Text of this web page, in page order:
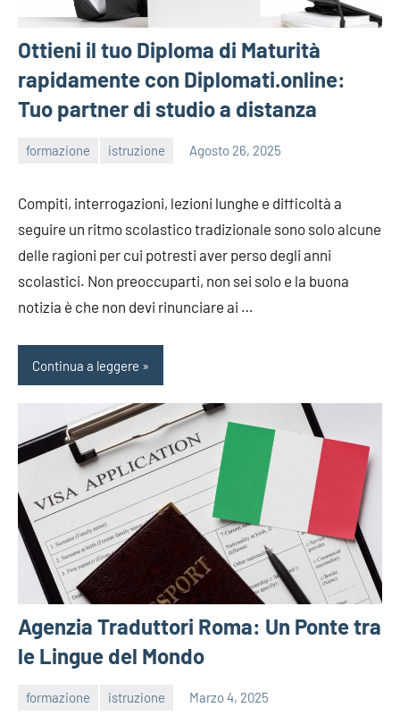
Ottieni il tuo Diploma di Maturità
rapidamente con Diplomati.online:
Tuo partner di studio a distanza
formazione istruzione Agosto 26, 2025
Compiti, interrogazioni, lezioni lunghe e difficoltà a
seguire un ritmo scolastico tradizionale sono solo alcune
delle ragioni per cui potresti aver perso degli anni
scolastici. Non preoccuparti, non sei solo e la buona
notizia è che non devi rinunciare ai …
Continua a leggere
Agenzia Traduttori Roma: Un Ponte tra
le Lingue del Mondo
formazione istruzione Marzo 4, 2025